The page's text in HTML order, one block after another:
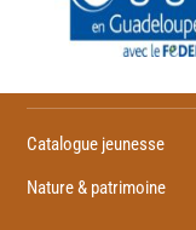
Catalogue jeunesse
Nature & patrimoine